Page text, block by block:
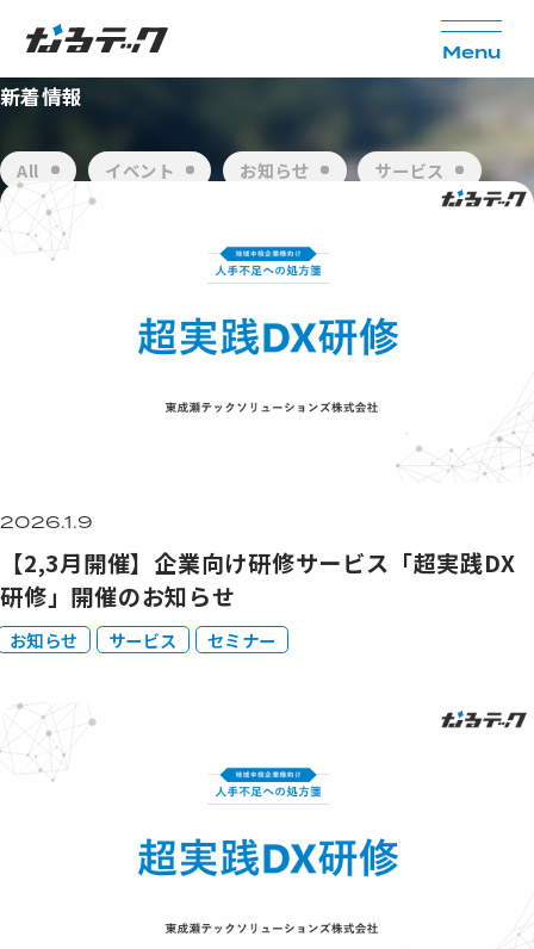
Menu
News
新着情報
All イベント お知らせ サービス
セミナー
2026.1.9
【2,3月開催】企業向け研修サービス「超実践DX
研修」開催のお知らせ
お知らせ サービス セミナー